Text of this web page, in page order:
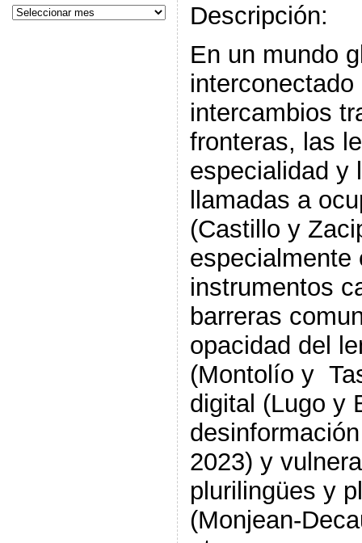
Descripción:
En un mundo
intercambios
fronteras, las
especialidad y
llamadas a
(Castillo y
especialmente
instrumentos
barreras
opacidad del
(Montolío y
digital (Lugo y
2023) y
plurilingües y
(Monjean-